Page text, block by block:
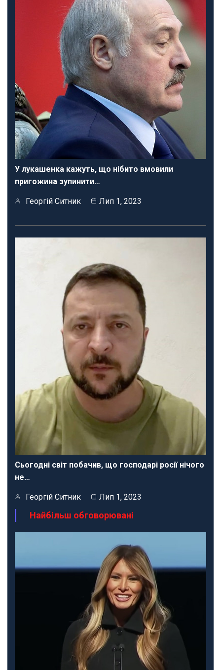
У лукашенка кажуть, що нібито вмовили
пригожина зупинити…
Георгій Ситник Лип 1, 2023
Сьогодні світ побачив, що господарі росії нічого
не…
Георгій Ситник Лип 1, 2023
Найбільш обговорювані